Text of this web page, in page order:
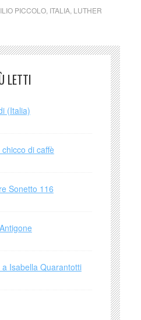
PICCOLO, ITALIA, LUTHER
LETTI
(Italia)
di caffè
Sonetto 116
Isabella Quarantotti